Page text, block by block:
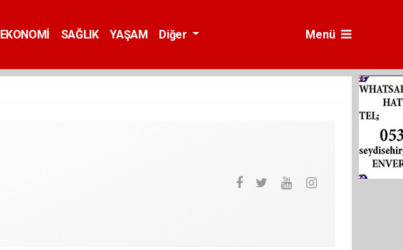
EKONOMİ SAĞLIK YAŞAM Diğer Menü